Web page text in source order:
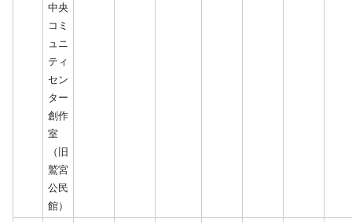
中央
コミ
ュニ
ティ
セン
ター
創作
室
（旧
鷲宮
公民
館）